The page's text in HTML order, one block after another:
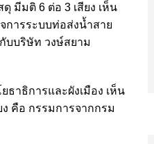
มีมติ 6 ต่อ 3 เสียง เห็น
การระบบท่อส่งน้ำสาย
บบริษัท วงษ์สยาม
ธาธิการและผังเมือง เห็น
คือ กรรมการจากกรม